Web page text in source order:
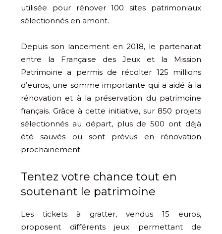
utilisée pour rénover 100 sites patrimoniaux
sélectionnés en amont.
Depuis son lancement en 2018, le partenariat
entre la Française des Jeux et la Mission
Patrimoine a permis de récolter 125 millions
d’euros, une somme importante qui a aidé à la
rénovation et à la préservation du patrimoine
français. Grâce à cette initiative, sur 850 projets
sélectionnés au départ, plus de 500 ont déjà
été sauvés ou sont prévus en rénovation
prochainement.
Tentez votre chance tout en
soutenant le patrimoine
Les tickets à gratter, vendus 15 euros,
proposent différents jeux permettant de